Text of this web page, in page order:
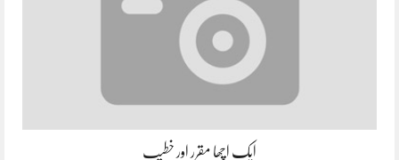
ایک اچھا مقرر اور خطیب